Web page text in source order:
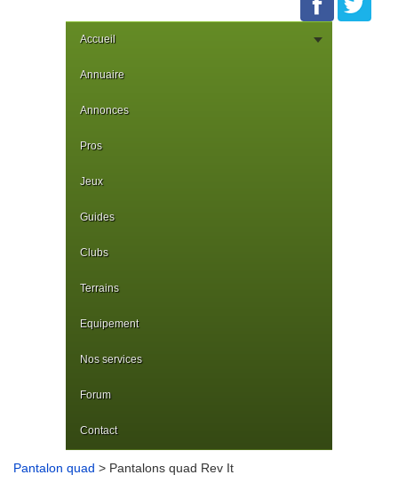
Accueil
Annuaire
Annonces
Pros
Jeux
Guides
Clubs
Terrains
Equipement
Nos services
Forum
Contact
Pantalon quad > Pantalons quad Rev It